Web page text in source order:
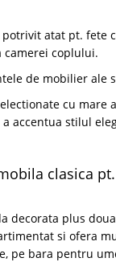
atat pt. fete
camerei coplului.
de mobilier
cu mare
accentua stilul
clasica
decorata plus
si ofera
pe bara pentru